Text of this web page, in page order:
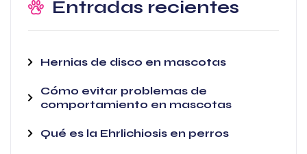
Entradas recientes
Hernias de disco en mascotas
Cómo evitar problemas de
comportamiento en mascotas
Qué es la Ehrlichiosis en perros